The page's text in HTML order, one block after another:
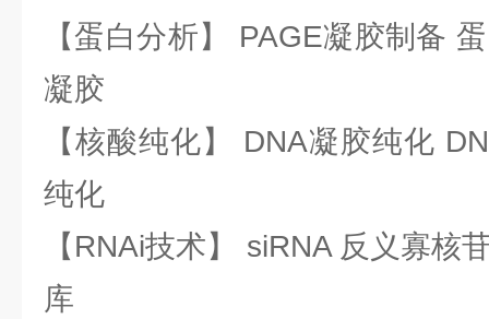
【蛋白分析】 PAGE凝胶制备
凝胶
【核酸纯化】 DNA凝胶纯化
纯化
【RNAi技术】 siRNA 反义寡核
库